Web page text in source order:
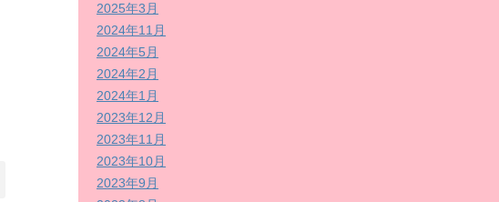
2025年3月
2024年11月
2024年5月
2024年2月
2024年1月
2023年12月
2023年11月
2023年10月
2023年9月